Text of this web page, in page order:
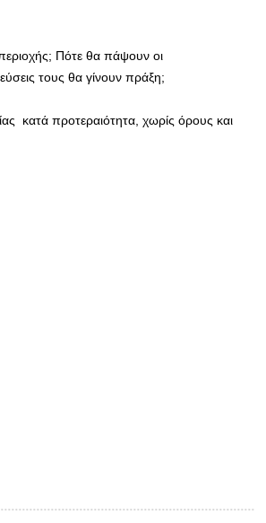
Πότε θα πάψουν οι
τους θα γίνουν πράξη;
κατά προτεραιότητα, χωρίς όρους και